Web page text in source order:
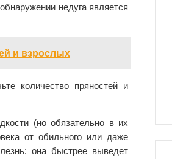
недуга является
и взрослых
количество пряностей и
(но обязательно в их
от обильного или даже
она быстрее выведет